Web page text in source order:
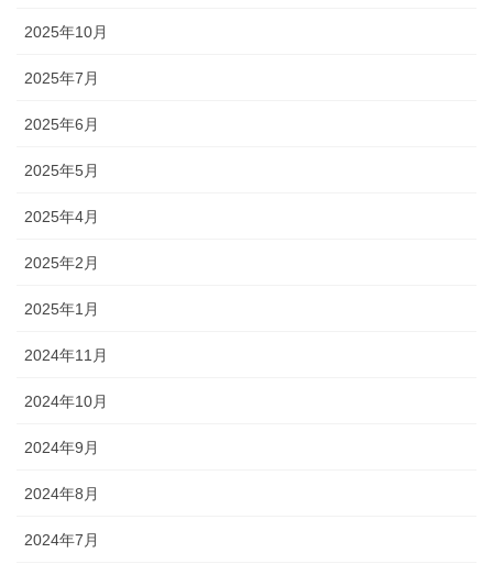
2025年10月
2025年7月
2025年6月
2025年5月
2025年4月
2025年2月
2025年1月
2024年11月
2024年10月
2024年9月
2024年8月
2024年7月